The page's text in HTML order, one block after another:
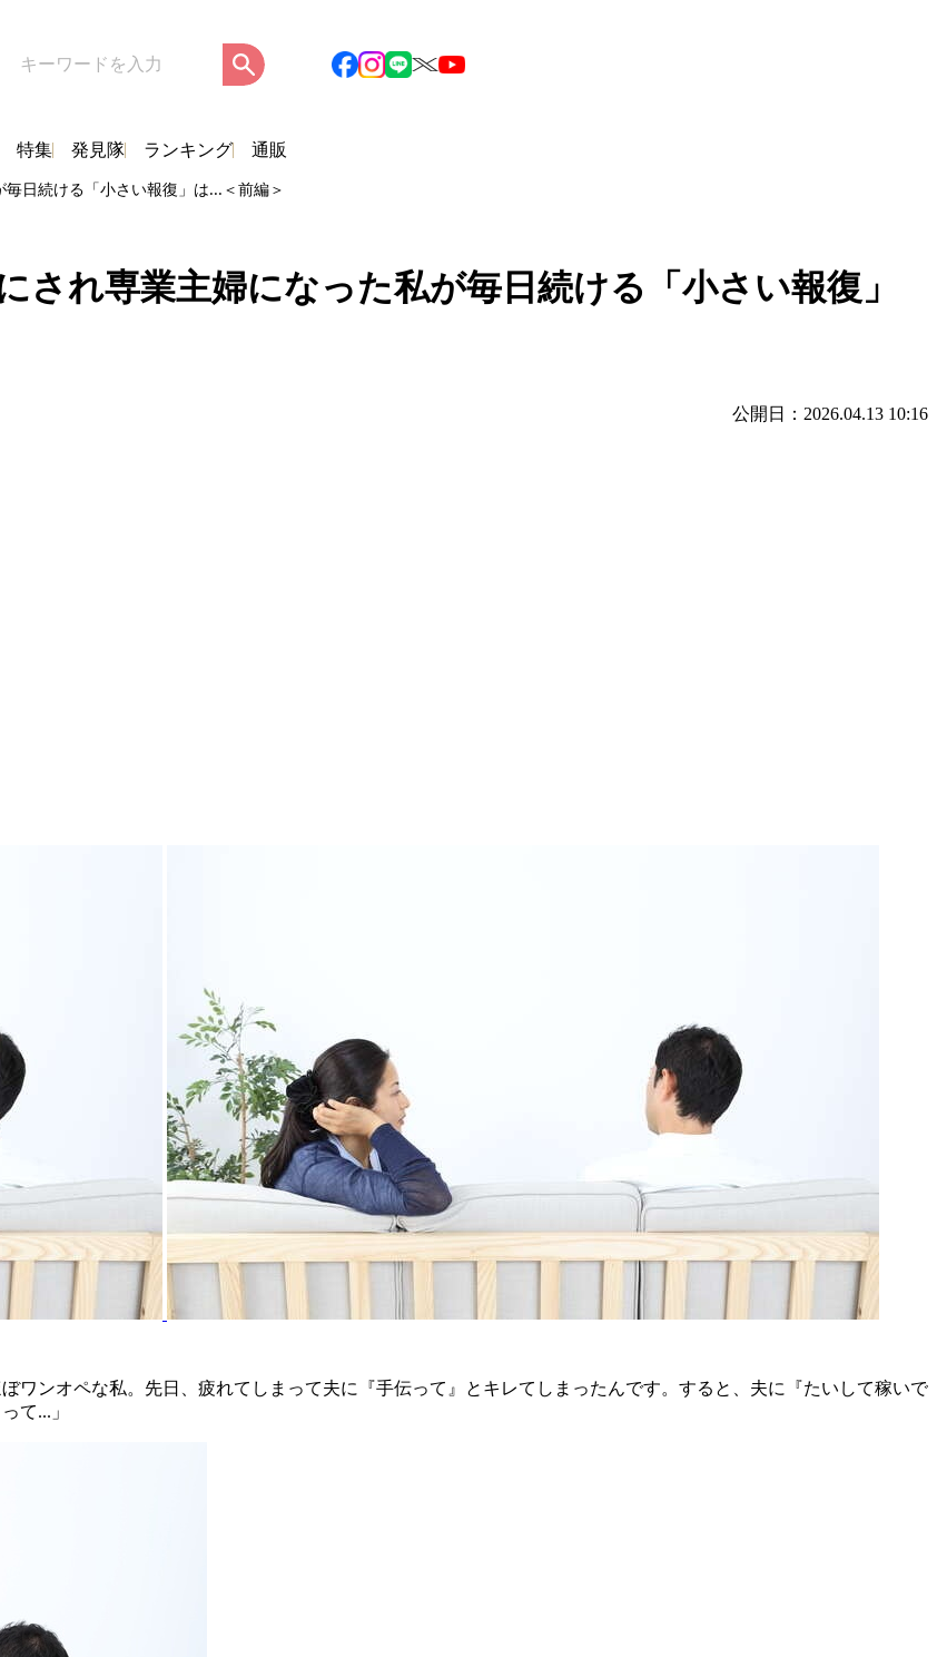
特集 発見隊 ランキング 通販
日続ける「小さい報復」は...＜前編＞
され専業主婦になった私が毎日続ける「小さい報復」
公開日：2026.04.13 10:16
ワンオペな私。先日、疲れてしまって夫に『手伝って』とキレてしまったんです。すると、夫に『たいして稼いで
て...」